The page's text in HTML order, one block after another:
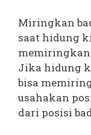
Miringkan
saat hidung
Jika hidung
bisa
usahakan
dari posisi